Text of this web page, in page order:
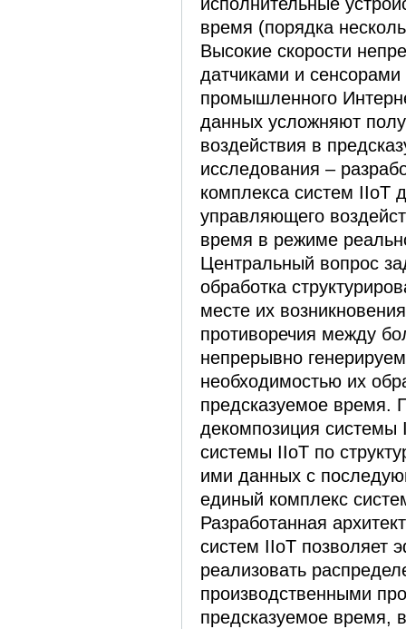
время (порядка
Высокие скорости
датчиками и
промышленного
данных усложняют
воздействия в
исследования –
комплекса систем IIoT
управляющего
время в режиме
Центральный вопрос
обработка
месте их
противоречия между
непрерывно
необходимостью их
предсказуемое время.
декомпозиция системы
системы IIoT по
ими данных с
единый комплекс
Разработанная
систем IIoT позволяет
реализовать
производственными
предсказуемое время,